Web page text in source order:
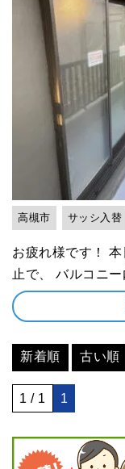
高槻市 サッシ入替
お疲れ様です！ 本日のT様邸ですが、塗装工事は一旦中
止で、 バルコニー内のサッシの入替工事となりました！
新着順 古い順
1 / 1 1